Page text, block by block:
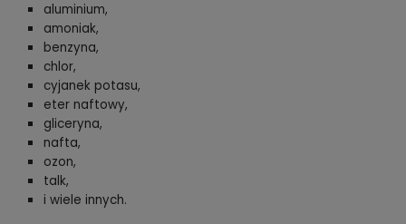
aluminium,
amoniak,
benzyna,
chlor,
cyjanek potasu,
eter naftowy,
gliceryna,
nafta,
ozon,
talk,
i wiele innych.